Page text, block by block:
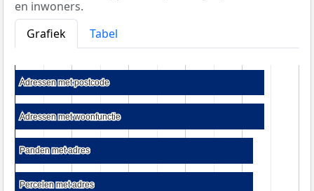
en inwoners.
Grafiek
Tabel
Adressen met postcode
Adressen met postcode
Adressen met woonfunctie
Adressen met woonfunctie
Panden met adres
Panden met adres
Percelen met adres
Percelen met adres